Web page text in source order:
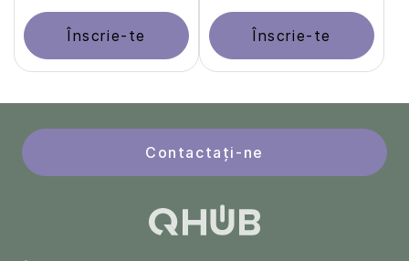
Înscrie-te Înscrie-te
Contactați-ne